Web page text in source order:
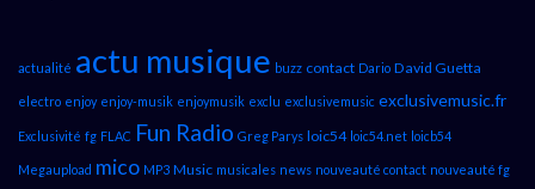
actualité actu musique buzz contact Dario David Guetta
electro enjoy enjoy-musik enjoymusik exclu exclusivemusic exclusivemusic.fr
Exclusivité fg FLAC Fun Radio Greg Parys loic54 loic54.net loicb54
Megaupload mico MP3 Music musicales news nouveauté contact nouveauté fg